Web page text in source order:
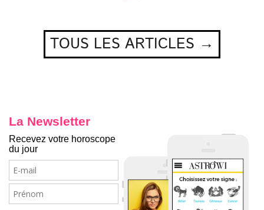
TOUS LES ARTICLES →
La Newsletter
Recevez votre horoscope
du jour
E-
mail
Prénom